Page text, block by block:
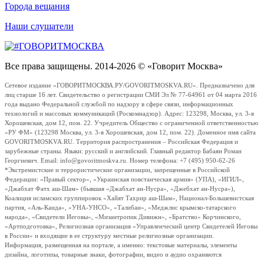
Города вещания
Наши слушатели
Все права защищены. 2014-2026 © «Говорит Москва»
Сетевое издание «ГОВОРИТМОСКВА.РУ/GOVORITMOSKVA.RU». Предназначено для
лиц старше 16 лет. Свидетельство о регистрации СМИ Эл № 77-64961 от 04 марта 2016
года выдано Федеральной службой по надзору в сфере связи, информационных
технологий и массовых коммуникаций (Роскомнадзор). Адрес: 123298, Москва, ул. 3-я
Хорошевская, дом 12, пом. 22. Учредитель Общество с ограниченной ответственностью
«РУ ФМ» (123298 Москва, ул. 3-я Хорошевская, дом 12, пом. 22). Доменное имя сайта
GOVORITMOSKVA.RU. Территория распространения – Российская Федерация и
зарубежные страны. Языки: русский и английский. Главный редактор Бабаян Роман
Георгиевич. Email: info@govoritmoskva.ru. Номер телефона: +7 (495) 950-62-26
*Экстремистские и террористические организации, запрещенные в Российской
Федерации: «Правый сектор», «Украинская повстанческая армия» (УПА), «ИГИЛ»,
«Джабхат Фатх аш-Шам» (бывшая «Джабхат ан-Нусра», «Джебхат ан-Нусра»),
Коалиция исламских группировок «Хайят Тахрир аш-Шам», Национал-Большевистская
партия, «Аль-Каида», «УНА-УНСО», «Талибан», «Меджлис крымско-татарского
народа», «Свидетели Иеговы», «Мизантропик Дивижн», «Братство» Корчинского,
«Артподготовка», Религиозная организация «Управленческий центр Свидетелей Иеговы
в России» и входящие в ее структуру местные религиозные организации.
Информация, размещенная на портале, а именно: текстовые материалы, элементы
дизайна, логотипы, товарные знаки, фотографии, видео и аудио охраняются